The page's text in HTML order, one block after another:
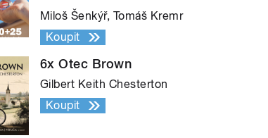
Miloš Šenkýř, Tomáš Kremr
Koupit
6x Otec Brown
Gilbert Keith Chesterton
Koupit